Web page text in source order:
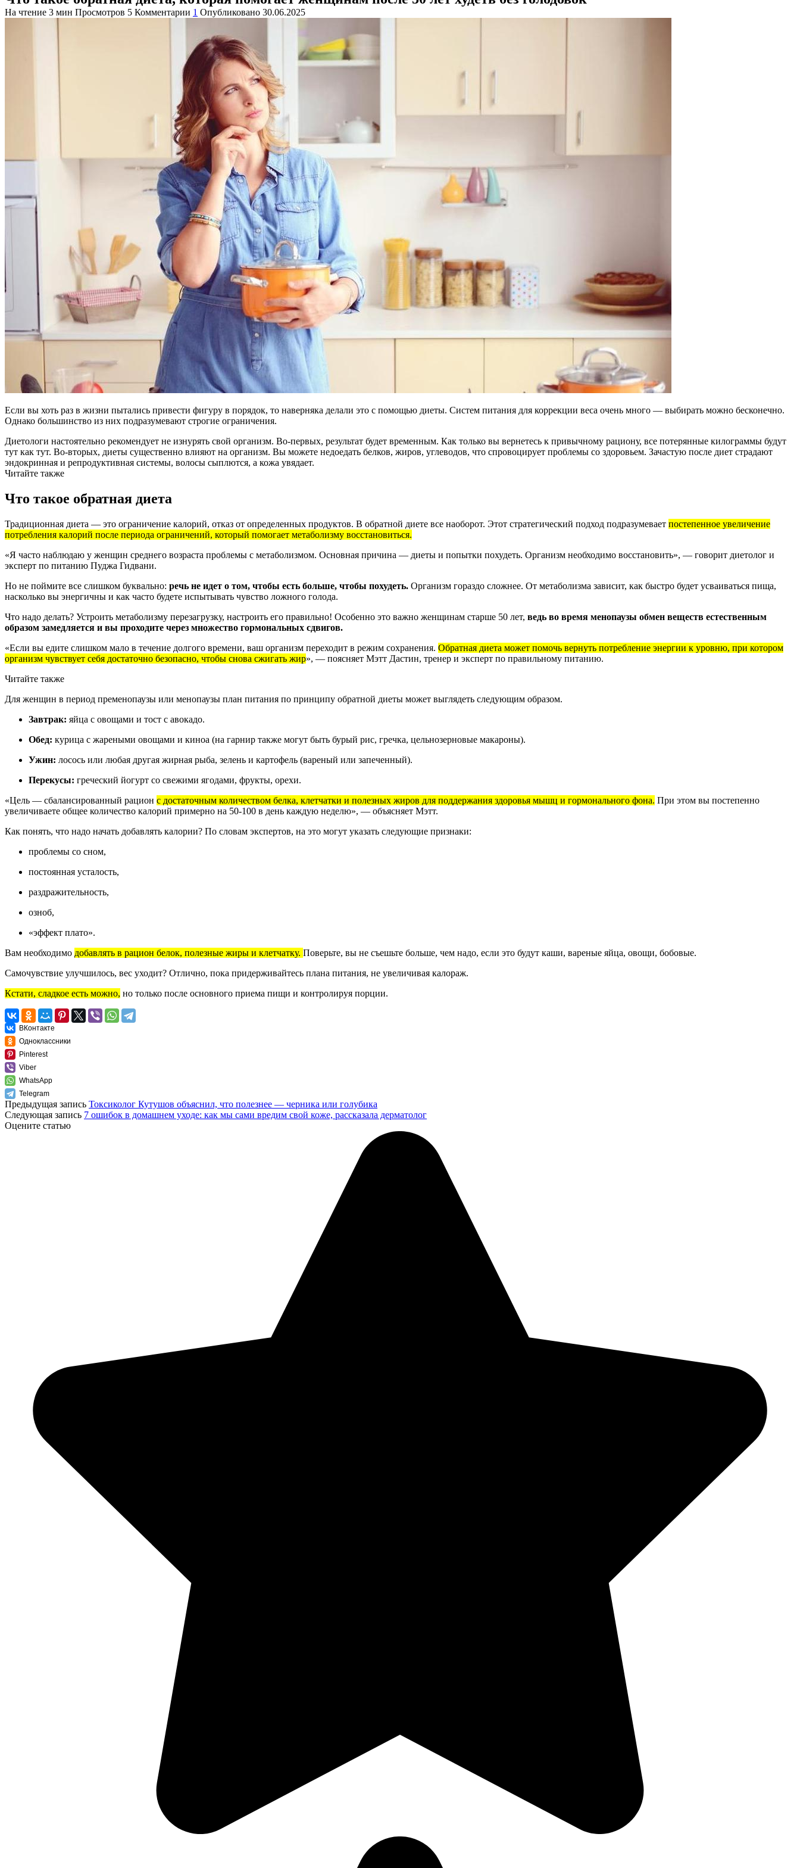
На чтение 3 мин Просмотров 5 Комментарии 1 Опубликовано 30.06.2025
Если вы хоть раз в жизни пытались привести фигуру в порядок, то наверняка делали это с помощью диеты. Систем питания для коррекции веса очень много — выбирать можно бесконечно.
Однако большинство из них подразумевают строгие ограничения.
Диетологи настоятельно рекомендует не изнурять свой организм. Во-первых, результат будет временным. Как только вы вернетесь к привычному рациону, все потерянные килограммы будут
тут как тут. Во-вторых, диеты существенно влияют на организм. Вы можете недоедать белков, жиров, углеводов, что спровоцирует проблемы со здоровьем. Зачастую после диет страдают
эндокринная и репродуктивная системы, волосы сыплются, а кожа увядает.
Читайте также
Что такое обратная диета
Традиционная диета — это ограничение калорий, отказ от определенных продуктов. В обратной диете все наоборот. Этот стратегический подход подразумевает постепенное увеличение
потребления калорий после периода ограничений, который помогает метаболизму восстановиться.
«Я часто наблюдаю у женщин среднего возраста проблемы с метаболизмом. Основная причина — диеты и попытки похудеть. Организм необходимо восстановить», — говорит диетолог и
эксперт по питанию Пуджа Гидвани.
Но не поймите все слишком буквально: речь не идет о том, чтобы есть больше, чтобы похудеть. Организм гораздо сложнее. От метаболизма зависит, как быстро будет усваиваться пища,
насколько вы энергичны и как часто будете испытывать чувство ложного голода.
Что надо делать? Устроить метаболизму перезагрузку, настроить его правильно! Особенно это важно женщинам старше 50 лет, ведь во время менопаузы обмен веществ естественным
образом замедляется и вы проходите через множество гормональных сдвигов.
«Если вы едите слишком мало в течение долгого времени, ваш организм переходит в режим сохранения. Обратная диета может помочь вернуть потребление энергии к уровню, при котором
организм чувствует себя достаточно безопасно, чтобы снова сжигать жир», — поясняет Мэтт Дастин, тренер и эксперт по правильному питанию.
Читайте также
Для женщин в период пременопаузы или менопаузы план питания по принципу обратной диеты может выглядеть следующим образом.
Завтрак: яйца с овощами и тост с авокадо.
Обед: курица с жареными овощами и киноа (на гарнир также могут быть бурый рис, гречка, цельнозерновые макароны).
Ужин: лосось или любая другая жирная рыба, зелень и картофель (вареный или запеченный).
Перекусы: греческий йогурт со свежими ягодами, фрукты, орехи.
«Цель — сбалансированный рацион с достаточным количеством белка, клетчатки и полезных жиров для поддержания здоровья мышц и гормонального фона. При этом вы постепенно
увеличиваете общее количество калорий примерно на 50-100 в день каждую неделю», — объясняет Мэтт.
Как понять, что надо начать добавлять калории? По словам экспертов, на это могут указать следующие признаки:
проблемы со сном,
постоянная усталость,
раздражительность,
озноб,
«эффект плато».
Вам необходимо добавлять в рацион белок, полезные жиры и клетчатку. Поверьте, вы не съешьте больше, чем надо, если это будут каши, вареные яйца, овощи, бобовые.
Самочувствие улучшилось, вес уходит? Отлично, пока придерживайтесь плана питания, не увеличивая калораж.
Кстати, сладкое есть можно, но только после основного приема пищи и контролируя порции.
ВКонтакте
Одноклассники
Pinterest
Viber
WhatsApp
Telegram
Предыдущая запись Токсиколог Кутушов объяснил, что полезнее — черника или голубика
Следующая запись 7 ошибок в домашнем уходе: как мы сами вредим свой коже, рассказала дерматолог
Оцените статью